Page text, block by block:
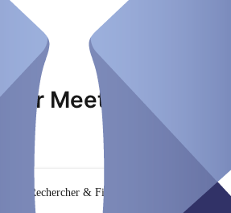
Meetings
Rechercher & Filtrer